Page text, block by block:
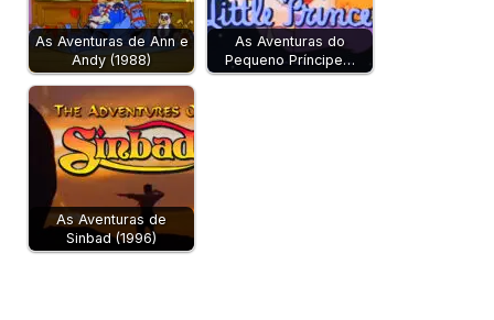
As Aventuras de Ann e
Andy (1988)
As Aventuras do
Pequeno Príncipe…
As Aventuras de
Sinbad (1996)